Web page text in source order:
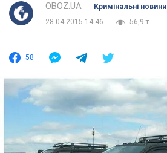
OBOZ.UA
Кримінальні новини
28.04.2015 14:46
56,9 т.
58